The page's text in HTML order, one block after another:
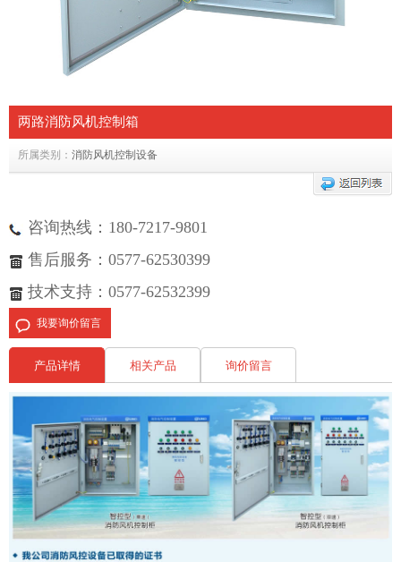
两路消防风机控制箱
所属类别： 消防风机控制设备
咨询热线：180-7217-9801
售后服务：0577-62530399
技术支持：0577-62532399
我要询价留言
产品详情 相关产品 询价留言